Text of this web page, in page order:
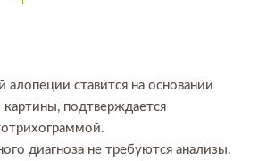
алопеции ставится на основании
подтверждается
диагноза не требуются анализы.